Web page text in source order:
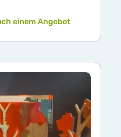
einem Angebot